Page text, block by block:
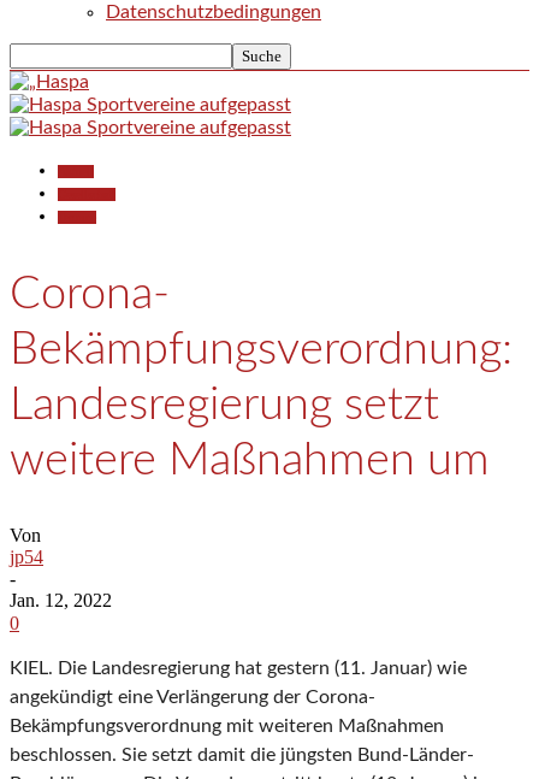
Datenschutzbedingungen
Corona-
Bekämpfungsverordnung:
Landesregierung setzt
weitere Maßnahmen um
Von
jp54
-
Jan. 12, 2022
0
KIEL. Die Landesregierung hat gestern (11. Januar) wie
angekündigt eine Verlängerung der Corona-
Bekämpfungsverordnung mit weiteren Maßnahmen
beschlossen. Sie setzt damit die jüngsten Bund-Länder-